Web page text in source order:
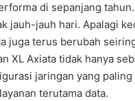
di sepanjang
jauh-jauh hari. Apalagi
juga terus berubah
XL Axiata tidak hanya
jaringan yang
terutama data.